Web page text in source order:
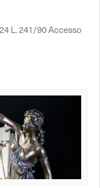
L. 241/90 Accesso